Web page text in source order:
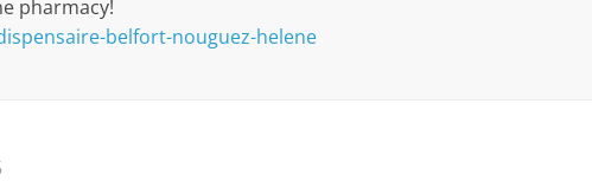
pharmacy!
belfort-nouguez-helene